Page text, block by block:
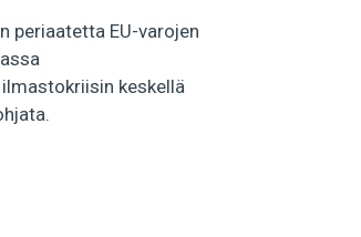
periaatetta EU-varojen
keskellä